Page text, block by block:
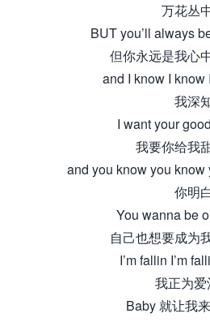
万花丛
BUT you’ll always
但你永远是我心
and I know I know
我深
I want your
我要你给我
and you know you
你明
You wanna be
自己也想要成为
I’m fallin I’m
我正为爱
Baby 就让我